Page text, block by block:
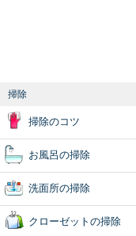
掃除
掃除のコツ
お風呂の掃除
洗面所の掃除
クローゼットの掃除